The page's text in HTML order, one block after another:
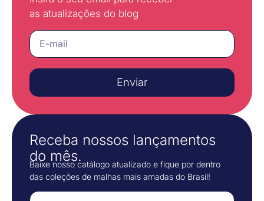
as atualizações do blog
Enviar
Receba nossos lançamentos
do mês.
Baixe nosso catálogo atualizado e fique por dentro
das coleções de malhas mais amadas do Brasil!